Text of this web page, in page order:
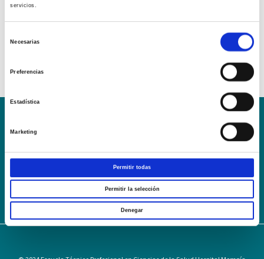
servicios.
Necesarias
Preferencias
Estadística
Marketing
Permitir todas
Permitir la selección
Denegar
ONLINE
Política de Privacidad
Política de cookies
Campus Virtual
Webmail User Login